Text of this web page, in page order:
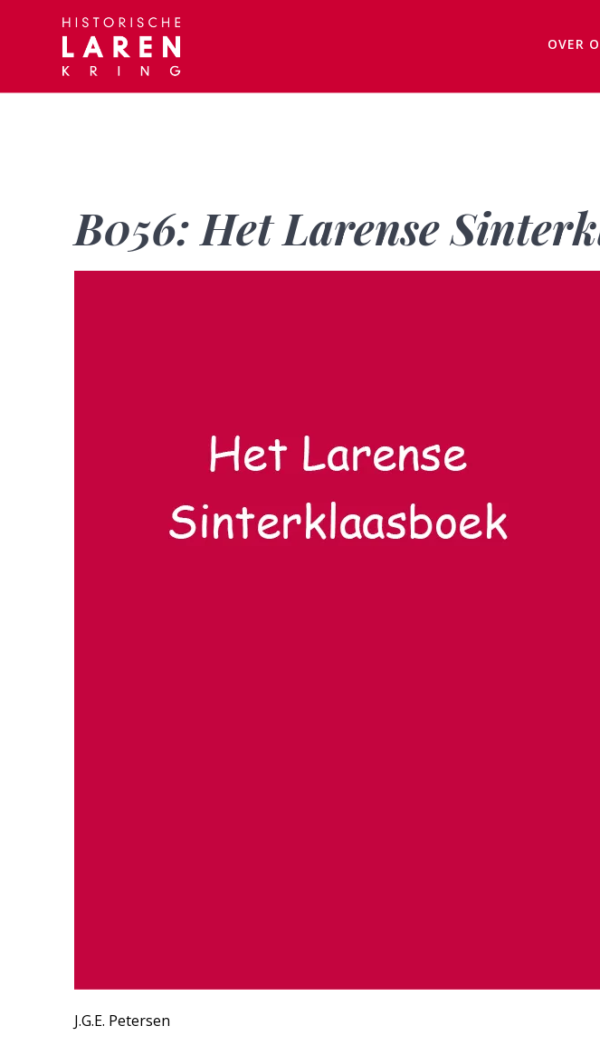
OVER
B056: Het Larense
J.G.E. Petersen